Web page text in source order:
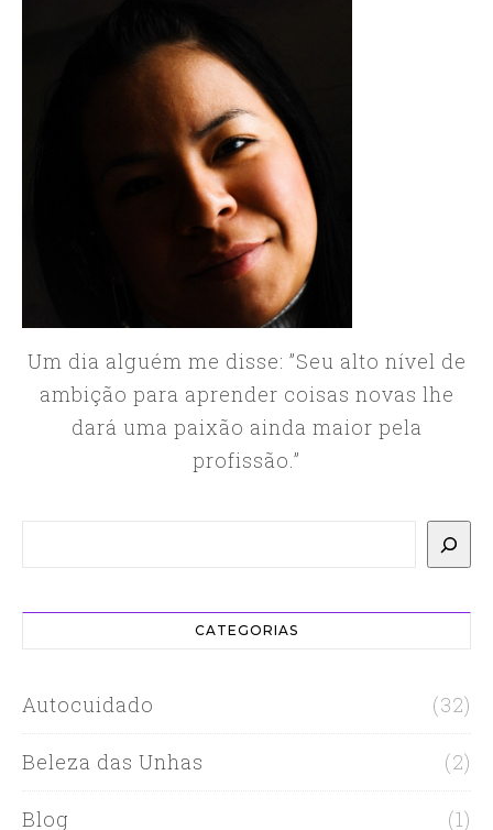
Um dia alguém me disse: ”Seu alto nível de
ambição para aprender coisas novas lhe
dará uma paixão ainda maior pela
profissão.”
CATEGORIAS
Autocuidado (32)
Beleza das Unhas (2)
Blog (1)